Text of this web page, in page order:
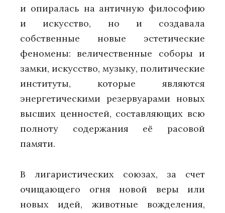
и опиралась на античную философию
и искусство, но и создавала
собственные новые эстетические
феномены: величественные соборы и
замки, искусство, музыку, политические
институты, которые являются
энергетическими резервуарами новых
высших ценностей, составляющих всю
полноту содержания её расовой
памяти.
В лигаристических союзах, за счет
очищающего огня новой веры или
новых идей, животные вожделения,